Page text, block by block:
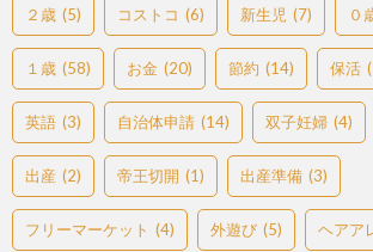
２歳 (5) コストコ (6) 新生児 (7) ０
１歳 (58) お金 (20) 節約 (14) 保活
英語 (3) 自治体申請 (14) 双子妊婦 (4)
出産 (2) 帝王切開 (1) 出産準備 (3)
フリーマーケット (4) 外遊び (5) ヘアア